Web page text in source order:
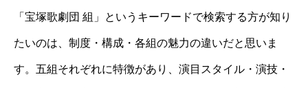
「宝塚歌劇団 組」というキーワードで検索する方が知り
たいのは、制度・構成・各組の魅力の違いだと思いま
す。五組それぞれに特徴があり、演目スタイル・演技・